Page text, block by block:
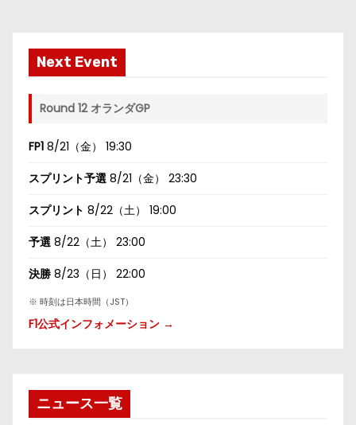
Next Event
Round 12 オランダGP
FP1 8/21（金） 19:30
スプリント予選 8/21（金） 23:30
スプリント 8/22（土） 19:00
予選 8/22（土） 23:00
決勝 8/23（日） 22:00
※ 時刻は日本時間（JST）
F1公式インフォメーション →
ニュース一覧